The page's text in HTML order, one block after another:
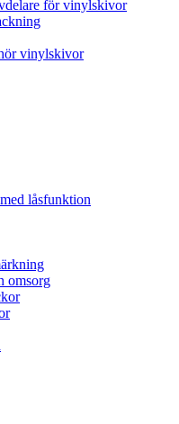
för vinylskivor
vinylskivor
låsfunktion
omsorg